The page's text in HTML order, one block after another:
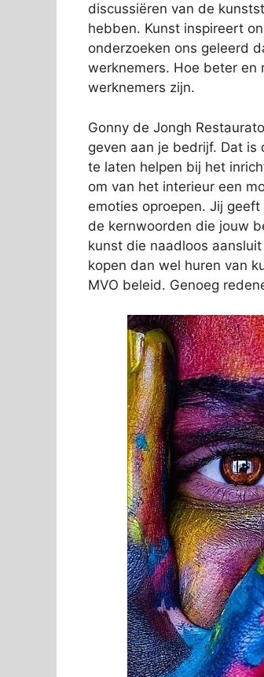
discussiëren van de
hebben. Kunst inspireert
onderzoeken ons geleerd
werknemers. Hoe beter en
werknemers zijn.
Gonny de Jongh
geven aan je bedrijf. Dat is
te laten helpen bij het
om van het interieur een
emoties oproepen. Jij
de kernwoorden die jouw
kunst die naadloos
kopen dan wel huren van
MVO beleid. Genoeg